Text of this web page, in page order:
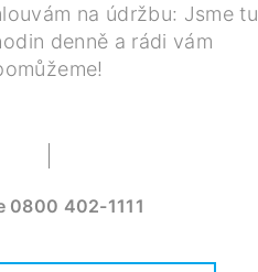
na údržbu: Jsme tu
denně a rádi vám
0800 402-1111